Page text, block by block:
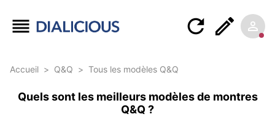
Accueil > Q&Q > Tous les modèles Q&Q
Quels sont les meilleurs modèles de montres
Q&Q ?